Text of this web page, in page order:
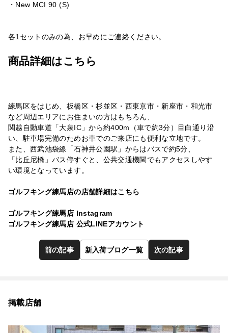
・New MCI 90 (S)
各1セットのみの為、お早めにご連絡ください。
商品詳細はこちら
練馬区をはじめ、板橋区・杉並区・西東京市・新座市・和光市
など周辺エリアにお住まいの方はもちろん、
関越自動車道「大泉IC」から約400m（車で約3分）目白通り沿
い、駐車場完備のためお車でのご来店にも便利な立地です。
また、西武池袋線「石神井公園駅」からはバスで約5分、
「比丘尼橋」バス停すぐと、公共交通機関でもアクセスしやす
い環境となっています。
ゴルフキング練馬店の店舗詳細はこちら
ゴルフキング練馬店 Instagram
ゴルフキング練馬店 公式LINEアカウント
前の記事 新入荷ブログ一覧 次の記事
掲載店舗